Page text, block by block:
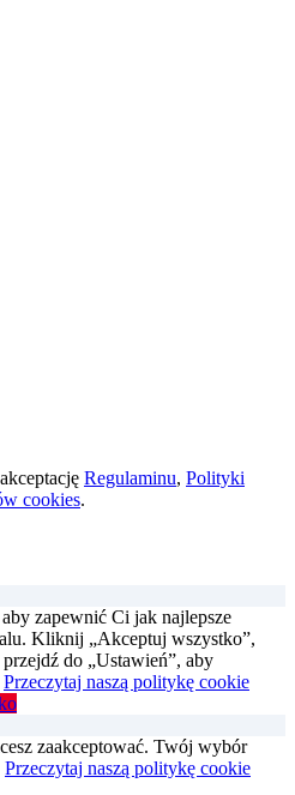
Regulaminu, Polityki
cookies.
zapewnić Ci jak najlepsze
Kliknij „Akceptuj wszystko”,
do „Ustawień”, aby
Przeczytaj naszą politykę cookie
zaakceptować. Twój wybór
Przeczytaj naszą politykę cookie